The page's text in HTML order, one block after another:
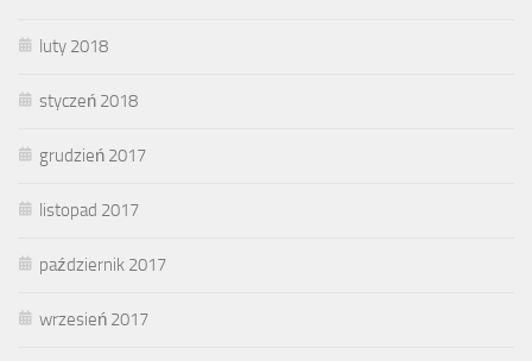
luty 2018
styczeń 2018
grudzień 2017
listopad 2017
październik 2017
wrzesień 2017